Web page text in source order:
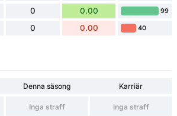
0 0.00 99
0 0.00 40
Denna säsong
Karriär
Inga straff Inga straff